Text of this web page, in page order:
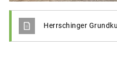
Herrschinger